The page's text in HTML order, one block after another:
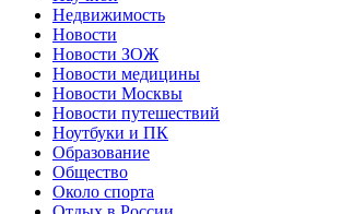
Недвижимость
Новости
Новости ЗОЖ
Новости медицины
Новости Москвы
Новости путешествий
Ноутбуки и ПК
Образование
Общество
Около спорта